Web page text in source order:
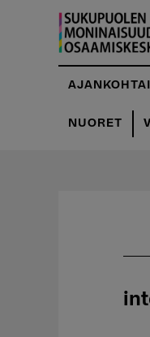
pääsisältöön
NUORET